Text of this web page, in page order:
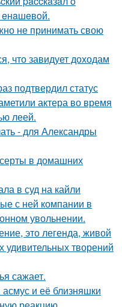
eнaшeвoй.
не принимать свою
что завидует доходам
подтвердил статус
актера во время
леей.
- для Александры
в домашних
в суд на кайли
с ней компании в
увольнении.
это легенда, живой
творений
сажает.
и её близняшки